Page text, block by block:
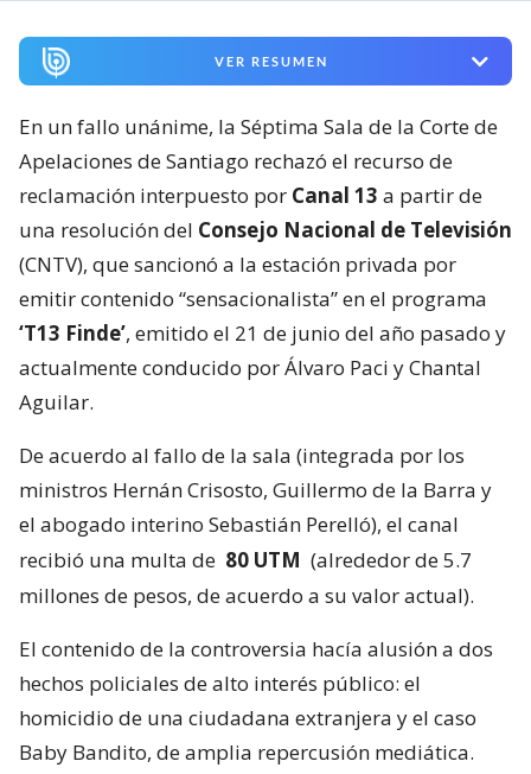
VER RESUMEN
En un fallo unánime, la Séptima Sala de la Corte de
Apelaciones de Santiago rechazó el recurso de
reclamación interpuesto por Canal 13 a partir de
una resolución del Consejo Nacional de Televisión
(CNTV), que sancionó a la estación privada por
emitir contenido “sensacionalista” en el programa
‘T13 Finde’, emitido el 21 de junio del año pasado y
actualmente conducido por Álvaro Paci y Chantal
Aguilar.
De acuerdo al fallo de la sala (integrada por los
ministros Hernán Crisosto, Guillermo de la Barra y
el abogado interino Sebastián Perelló), el canal
recibió una multa de 80 UTM (alrededor de 5.7
millones de pesos, de acuerdo a su valor actual).
El contenido de la controversia hacía alusión a dos
hechos policiales de alto interés público: el
homicidio de una ciudadana extranjera y el caso
Baby Bandito, de amplia repercusión mediática.